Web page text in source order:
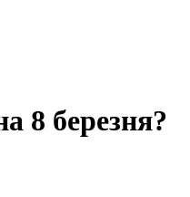
8 березня?